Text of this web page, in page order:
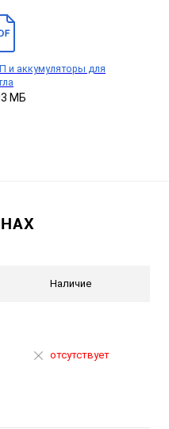
и аккумуляторы для
МБ
Наличие
отсутствует